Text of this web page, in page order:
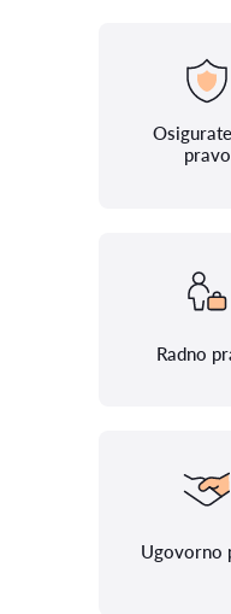
pravo
Radno
Ugovorno